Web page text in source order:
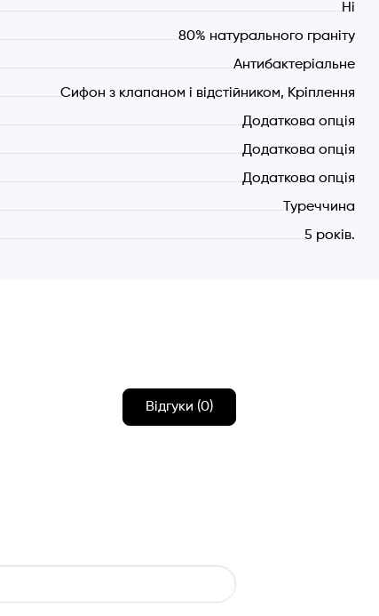
Ні
80% натурального граніту
Антибактеріальне
Сифон з клапаном і відстійником, Кріплення
Додаткова опція
Додаткова опція
Додаткова опція
Туреччина
5 років.
Відгуки (0)